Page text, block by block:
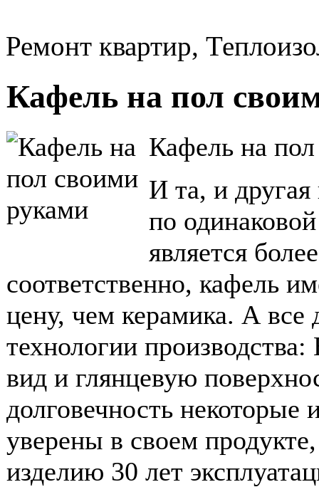
Ремонт квартир,
Кафель на пол
Кафель на
И та, и другая
по
является
соответственно, кафель
цену, чем керамика. А все
технологии
вид и глянцевую
долговечность некоторые
уверены в своем
изделию 30 лет